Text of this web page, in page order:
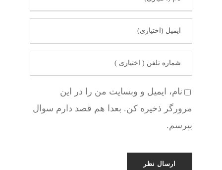
نام، ایمیل و وبسایت من را در این
مرورگر ذخیره کن. بعدا هم قصد دارم سوال
بپرسم.